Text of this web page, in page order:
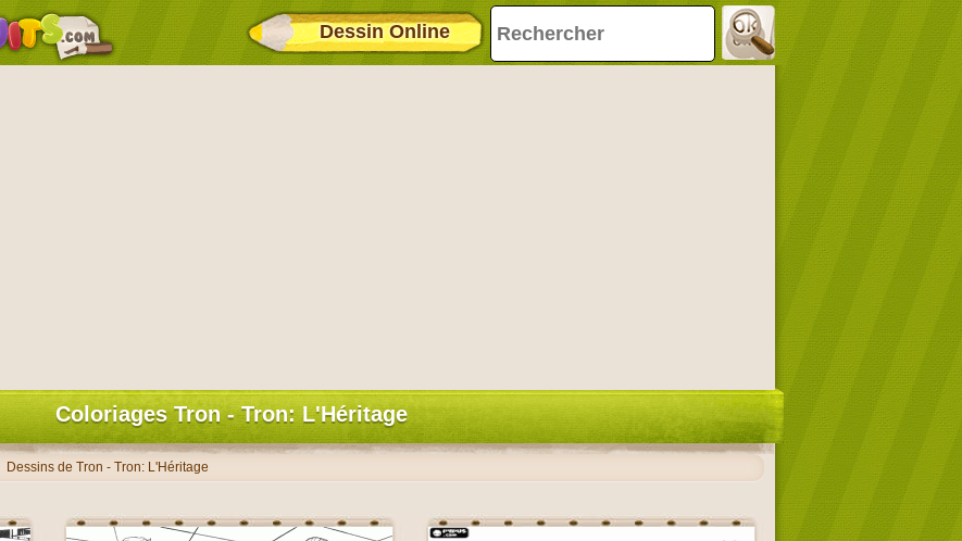
Dessin Online
Coloriages Tron - Tron: L'Héritage
Dessins de Tron - Tron: L'Héritage